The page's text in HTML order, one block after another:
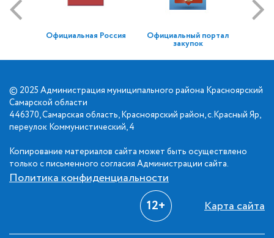
Официальная Россия Официальный портал
закупок
© 2025 Администрация муниципального района Красноярский
Самарской области
446370, Самарская область, Красноярский район, с.Красный Яр,
переулок Коммунистический, 4
Копирование материалов сайта может быть осуществлено
только с письменного согласия Администрации сайта.
Политика конфиденциальности
12+ Карта сайта